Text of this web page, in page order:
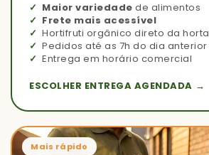
Maior variedade de alimentos
Frete mais acessível
Hortifruti orgânico direto da horta
Pedidos até as 7h do dia anterior
Entrega em horário comercial
ESCOLHER ENTREGA AGENDADA →
Mais rápido